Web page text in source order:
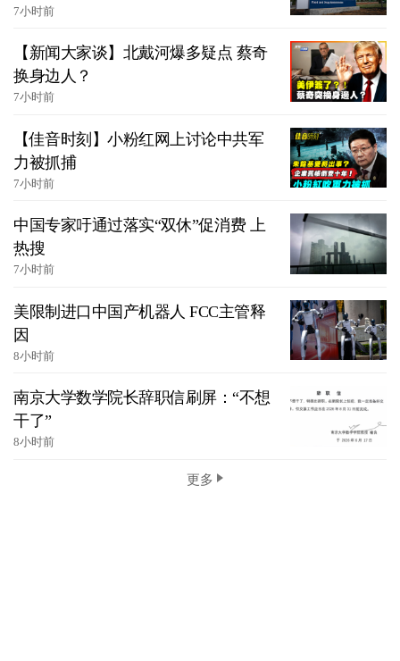
7小时前
【新闻大家谈】北戴河爆多疑点 蔡奇
换身边人？
7小时前
【佳音时刻】小粉红网上讨论中共军
力被抓捕
7小时前
中国专家吁通过落实“双休”促消费 上
热搜
7小时前
美限制进口中国产机器人 FCC主管释
因
8小时前
南京大学数学院长辞职信刷屏：“不想
干了”
8小时前
更多